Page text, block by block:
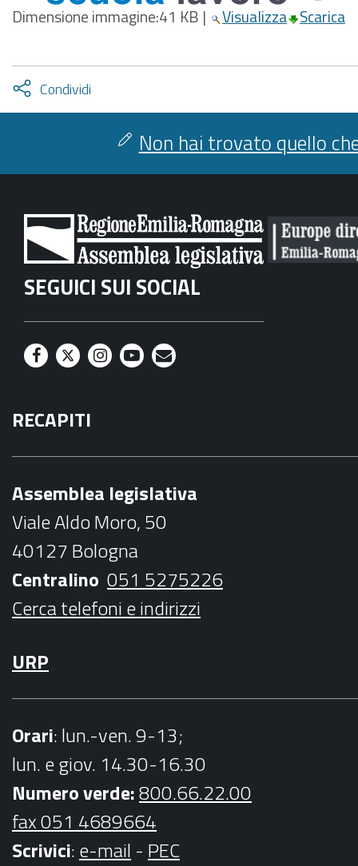
Dimensione immagine:41 KB | Visualizza Scarica
Condividi
facebook
twitter
Attiva
condividi
Non hai trovato quello
SEGUICI SUI SOCIAL
F
c
e
k
T
i
t
I
t
a
m
Y
t
b
e
M
l
RECAPITI
Assemblea legislativa
Viale Aldo Moro, 50
40127 Bologna
Centralino 051 5275226
Cerca telefoni e indirizzi
URP
Orari: lun.-ven. 9-13;
lun. e giov. 14.30-16.30
Numero verde:800.66.22.00
fax 051 4689664
Scrivici:e-mail - PEC